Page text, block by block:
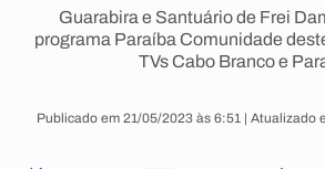
Guarabira e Santuário de Frei
programa Paraíba Comunidade
TVs Cabo Branco e
Publicado em 21/05/2023 às 6:51 | Atualizado